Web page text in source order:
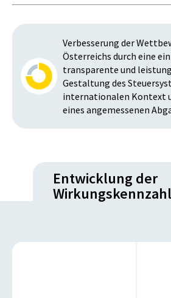
Verbesserung der
Österreichs durch eine
transparente und
Gestaltung des
internationalen Kontext
eines angemessenen
Entwicklung der
Wirkungskennzahl